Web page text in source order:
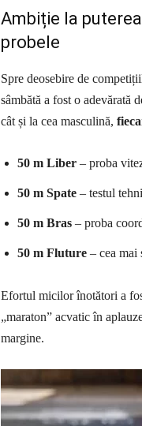
Ambiție la
probele
Spre deosebire de
sâmbătă a fost o adevărată
cât și la cea masculină,
50 m Liber – proba
50 m Spate – testul
50 m Bras – proba
50 m Fluture – cea mai
Efortul micilor înotători a
„maraton” acvatic în
margine.